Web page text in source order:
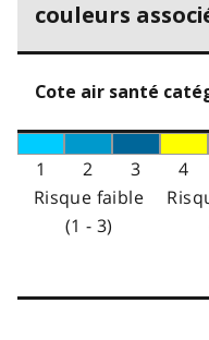
couleurs
Cote air santé
1 2 3 4
Risque faible
(1 - 3)